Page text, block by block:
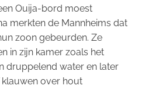
Ouija-bord moest
merkten de Mannheims dat
zoon gebeurden. Ze
in zijn kamer zoals het
druppelend water en later
over hout